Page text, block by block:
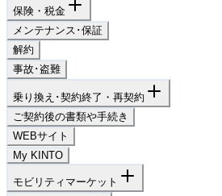
保険・税金
メンテナンス･保証
解約
事故･盗難
乗り換え･契約終了・再契約
ご契約後の書類や手続き
WEBサイト
My KINTO
モビリティマーケット